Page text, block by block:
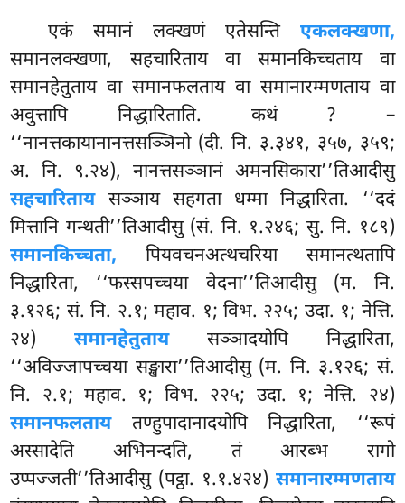
एकं समानं लक्खणं एतेसन्ति एकलक्खणा,
समानलक्खणा, सहचारिताय वा समानकिच्चताय वा
समानहेतुताय वा समानफलताय वा समानारम्मणताय वा
अवुत्तापि निद्धारिताति. कथं ? –
‘‘नानत्तकायानानत्तसञ्ञिनो (दी. नि. ३.३४१, ३५७, ३५९;
अ. नि. ९.२४), नानत्तसञ्ञानं अमनसिकारा’’तिआदीसु
सहचारितायसञ्ञाय सहगता धम्मा निद्धारिता. ‘‘ददं
मित्तानि गन्थती’’तिआदीसु (सं. नि. १.२४६; सु. नि. १८९)
समानकिच्चता, पियवचनअत्थचरिया समानत्थतापि
निद्धारिता, ‘‘फस्सपच्चया वेदना’’तिआदीसु (म. नि.
३.१२६; सं. नि. २.१; महाव. १; विभ. २२५; उदा. १; नेत्ति.
२४)समानहेतुतायसञ्ञादयोपि निद्धारिता,
‘‘अविज्जापच्चया सङ्खारा’’तिआदीसु (म. नि. ३.१२६; सं.
नि. २.१; महाव. १; विभ. २२५; उदा. १; नेत्ति. २४)
समानफलतायतण्हुपादानादयोपि निद्धारिता, ‘‘रूपं
अस्सादेति अभिनन्दति, तं आरब्भ रागो
उप्पज्जती’’तिआदीसु (पट्ठा. १.१.४२४) समानारम्मणताय